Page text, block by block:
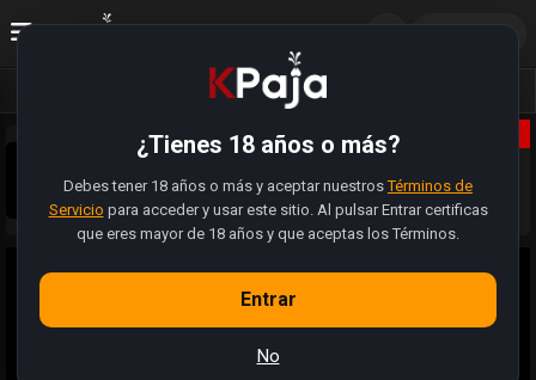
Fotos
Sobrinos pajeros 😈, la web se actualizó. Tiene muchas
modificar perfiles y hasta buscar a alguien cercano para
folla.
Sabemos que hay videos y enlaces que estan rotos.
Estamos trabajando (como pajeros) para restaurar la
totalidad de videos 🍆
¿Tienes 18 años o más?
Debes tener 18 años o más y aceptar nuestrosTérminos de
Servicio para acceder y usar este sitio. Al pulsar Entrar certificas
que eres mayor de 18 años y que aceptas los Términos.
Entrar
No